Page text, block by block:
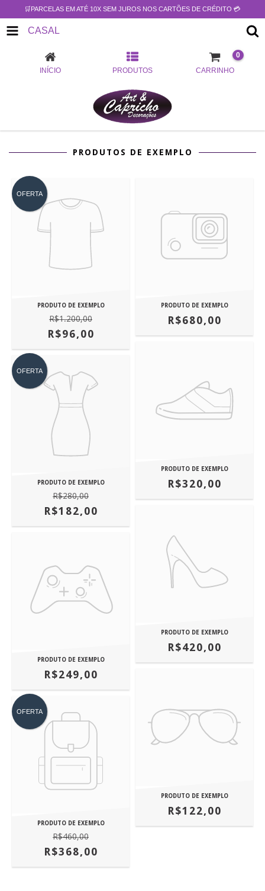
🛒PARCELAS EM ATÉ 10X SEM JUROS NOS CARTÕES DE CRÉDITO 💳
CASAL
INÍCIO PRODUTOS CARRINHO
0
PRODUTOS DE EXEMPLO
OFERTA
PRODUTO DE EXEMPLO
R$1.200,00
R$96,00
PRODUTO DE EXEMPLO
R$680,00
OFERTA
PRODUTO DE EXEMPLO
R$280,00
R$182,00
PRODUTO DE EXEMPLO
R$320,00
PRODUTO DE EXEMPLO
R$249,00
PRODUTO DE EXEMPLO
R$420,00
OFERTA
PRODUTO DE EXEMPLO
R$460,00
R$368,00
PRODUTO DE EXEMPLO
R$122,00